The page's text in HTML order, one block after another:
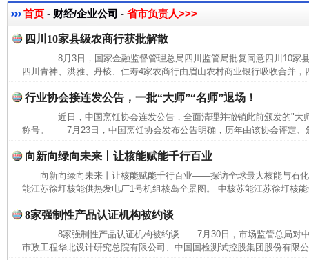
首页 - 财经/企业公司 - 省市负责人>>>
四川10家县级农商行获批解散
8月3日，国家金融监督管理总局四川监管局批复同意四川10
四川青神、洪雅、丹棱、仁寿4家农商行由眉山农村商业银行吸收合并
行业协会接连发公告，一批“大师”“名师”退场！
近日，中国烹饪协会连发公告，全面清理并撤销此前颁发的"大
称号。 7月23日，中国烹饪协会发布公告明确，历年由该协会评定、
向新向绿向未来丨让核能赋能千行百业
向新向绿向未来丨让核能赋能千行百业——探访全球最大核能与石
能江苏徐圩核能供热发电厂1号机组核岛全景图。 中核苏能江苏徐圩核
8家强制性产品认证机构被约谈
8家强制性产品认证机构被约谈 7月30日，市场监管总局对中
市政工程华北设计研究总院有限公司、中国国检测试控股集团股份有限